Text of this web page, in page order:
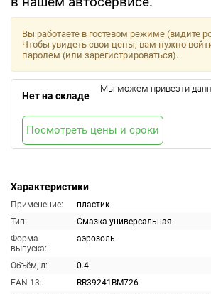
Характеристики
Применение:
пластик
Тип:
Смазка универсальная
Форма
выпуска:
аэрозоль
Объём, л:
0.4
EAN-13:
RR39241BM726
Вы работаете в гостевом режиме (видите
Чтобы увидеть свои цены, вам нужно
паролем (или зарегистрироваться).
Нет на складе
Мы можем привезти
Посмотреть цены и сроки